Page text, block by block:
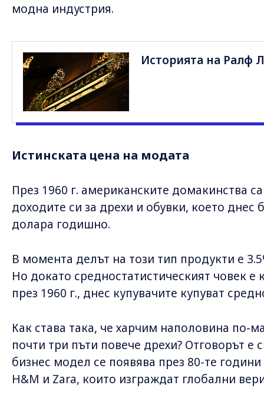
модна индустрия.
Историята на Ралф
Истинската цена на модата
През 1960 г. американските домакинства
доходите си за дрехи и обувки, което днес
долара годишно.
В момента делът на този тип продукти е
Но докато средностатистическият човек
през 1960 г., днес купувачите купуват
Как става така, че харчим наполовина по-
почти три пъти повече дрехи? Отговорът е
бизнес модел се появява през 80-те
H&M и Zara, които изграждат глобални